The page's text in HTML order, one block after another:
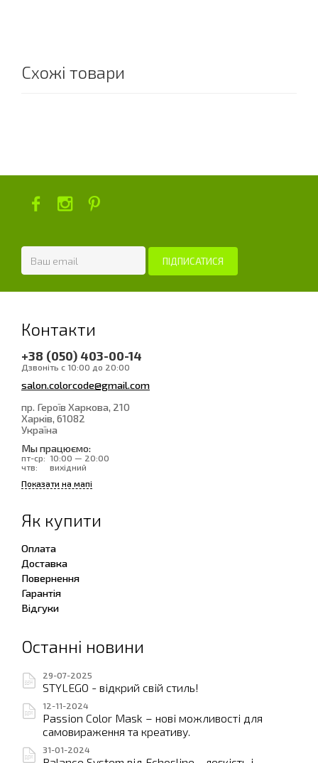
Схожі товари
Контакти
+38 (050) 403-00-14
Дзвоніть с 10:00 до 20:00
salon.colorcode@gmail.com
пр. Героїв Харкова, 210
Харків, 61082
Україна
Мы працюємо:
пт-ср: 10:00 — 20:00
чтв:
вихідний
Показати на мапі
Як купити
Оплата
Доставка
Повернення
Гарантія
Відгуки
Останні новини
29-07-2025
STYLEGO - відкрий свій стиль!
12-11-2024
Passion Color Mask – нові можливості для
самовираження та креативу.
31-01-2024